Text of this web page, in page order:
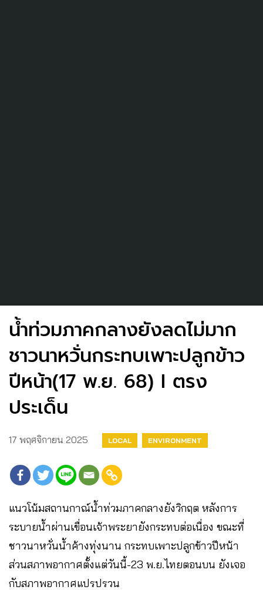
น้ำท่วมภาคกลางยังลดไม่มาก
ชาวนาหวั่นกระทบเพาะปลูกข้าว
ปีหน้า(17 พ.ย. 68) I ตรง
ประเด็น
17 พฤศจิกายน 2025 LOCAL ENVIRONMENT
แนวโน้มสถานกาณ์น้ำท่วมภาคกลางยังวิกฤต หลังการ
ระบายน้ำผ่านเขื่อนเจ้าพระยายังกระทบต่อเนื่อง ขณะที่
ชาวนาหวั่นน้ำค้างทุ่งนาน กระทบเพาะปลูกข้าวปีหน้า
ส่วนสภาพอากาศตั้งแต่วันนี้-23 พ.ย.ไทยตอนบน ยังเจอ
กับสภาพอากาศแปรปรวน